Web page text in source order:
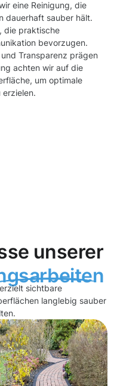
eine Reinigung, die
dauerhaft sauber hält.
die praktische
bevorzugen.
Transparenz prägen
achten wir auf die
um optimale
erzielen.
unserer
sichtbare
langlebig sauber